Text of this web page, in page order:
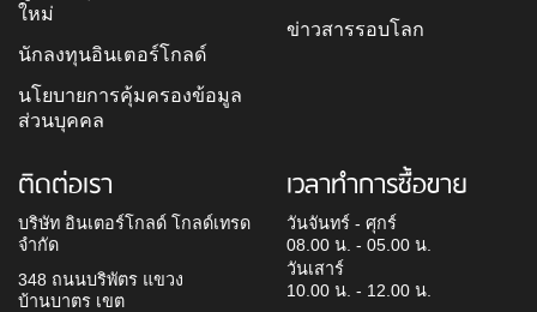
ใหม่
นักลงทุนอินเตอร์โกลด์
นโยบายการคุ้มครองข้อมูล
ส่วนบุคคล
ข่าวสารรอบโลก
ติดต่อเรา
บริษัท อินเตอร์โกลด์ โกลด์เทรด
จำกัด
348 ถนนบริพัตร แขวง
บ้านบาตร เขต
เวลาทำการซื้อขาย
วันจันทร์ - ศุกร์
08.00 น. - 05.00 น.
วันเสาร์
10.00 น. - 12.00 น.